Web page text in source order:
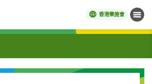
香港樂施會 目錄